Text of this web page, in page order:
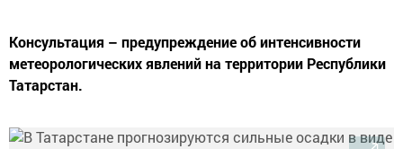
Консультация – предупреждение об интенсивности
метеорологических явлений на территории Республики
Татарстан.